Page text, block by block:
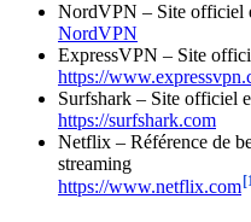
NordVPN – Site officiel
NordVPN
ExpressVPN – Site
https://
Surfshark – Site officiel
https://surfshark.com
Netflix – Référence de
streaming
https://www.netflix.com [1]